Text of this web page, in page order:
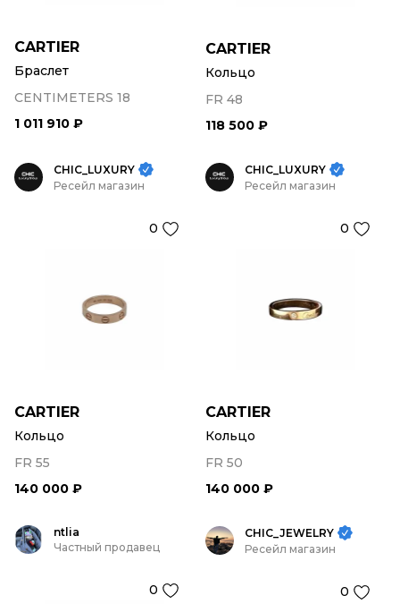
CARTIER
Браслет
CENTIMETERS 18
1 011 910 ₽
CARTIER
Кольцо
FR 48
118 500 ₽
CHIC_LUXURY
Ресейл магазин
0
CARTIER
Кольцо
FR 55
140 000 ₽
CHIC_LUXURY
Ресейл магазин
0
CARTIER
Кольцо
FR 50
140 000 ₽
ntlia
Частный продавец
0
CHIC_JEWELRY
Ресейл магазин
0